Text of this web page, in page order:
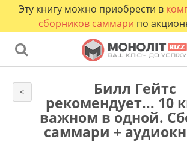
Эту книгу можно приобрести в
сборников саммари по
< Билл Гейтс
рекомендует... 10
важном в одной.
саммари +